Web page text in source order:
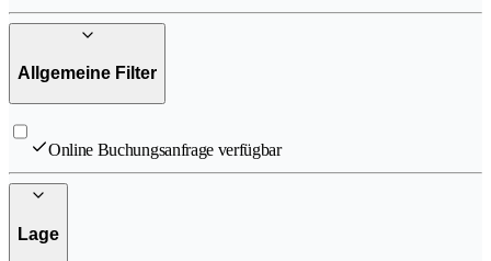
Allgemeine Filter
Online Buchungsanfrage verfügbar
Lage